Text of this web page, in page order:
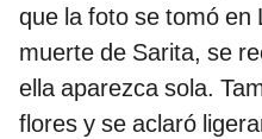
que la foto se tomó en
muerte de Sarita, se
ella aparezca sola.
flores y se aclaró